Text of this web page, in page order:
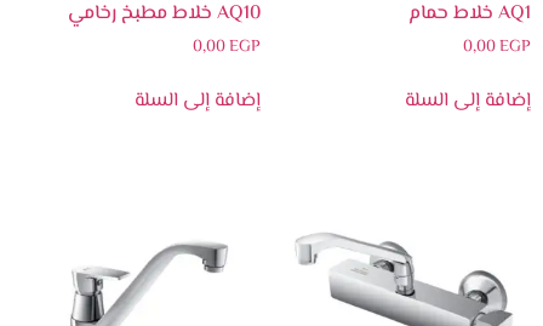
AQ1 خلاط حمام
0,00EGP
إضافة إلى السلة
AQ10 خلاط مطبخ رخامي
0,00EGP
إضافة إلى السلة